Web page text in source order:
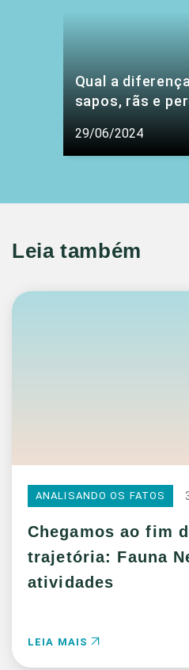
Qual a
sapos, rãs e
29/06/2024
Leia também
ANALISANDO OS FATOS
Chegamos ao fim
trajetória: Fauna
atividades
LEIA MAIS